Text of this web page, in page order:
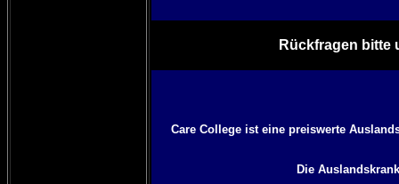
Rückfragen bitte
Care College ist eine preiswerte
Die